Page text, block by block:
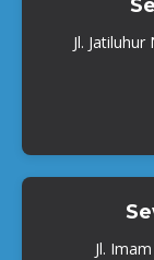
Jl.
Jl.